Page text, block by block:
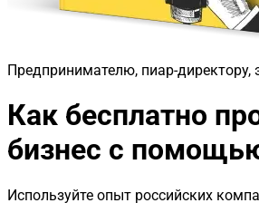
Предпринимателю, пиар-директору,
Как бесплатно
бизнес с
Используйте опыт российских